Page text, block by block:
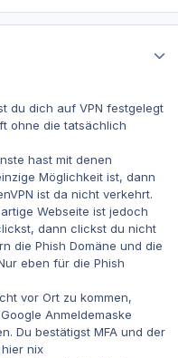
du dich auf VPN festgelegt
ohne die tatsächlich
hast mit denen
Möglichkeit ist, dann
ist da nicht verkehrt.
Webseite ist jedoch
dann clickst du nicht
die Phish Domäne und die
eben für die Phish
vor Ort zu kommen,
Anmeldemaske
Du bestätigst MFA und der
nix